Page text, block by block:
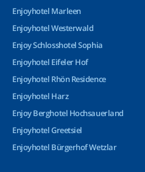
Enjoyhotel Marleen
Enjoyhotel Westerwald
Enjoy Schlosshotel Sophia
Enjoyhotel Eifeler Hof
Enjoyhotel Rhön Residence
Enjoyhotel Harz
Enjoy Berghotel Hochsauerland
Enjoyhotel Greetsiel
Enjoyhotel Bürgerhof Wetzlar